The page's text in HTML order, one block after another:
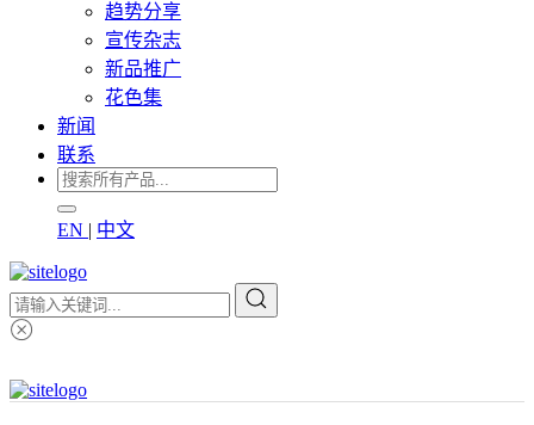
趋势分享
宣传杂志
新品推广
花色集
新闻
联系
EN | 中文